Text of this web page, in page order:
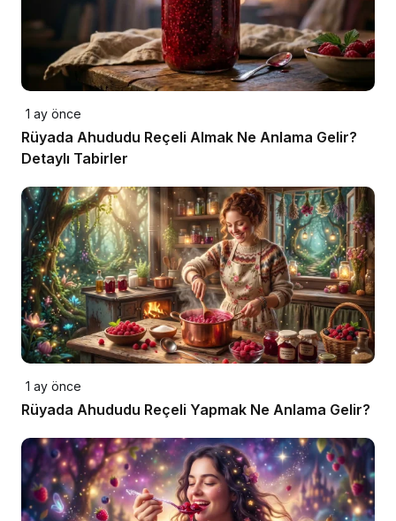
1 ay önce
Rüyada Ahududu Reçeli Almak Ne Anlama Gelir?
Detaylı Tabirler
1 ay önce
Rüyada Ahududu Reçeli Yapmak Ne Anlama Gelir?